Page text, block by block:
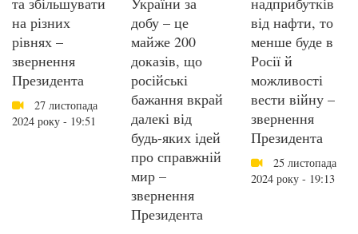
на різних
рівнях –
звернення
Президента
27 листопада
2024 року - 19:51
добу – це
майже 200
доказів, що
російські
бажання вкрай
далекі від
будь-яких ідей
про справжній
мир –
звернення
Президента
від нафти, то
менше буде в
Росії й
можливості
вести війну –
звернення
Президента
25 листопада
2024 року - 19:13